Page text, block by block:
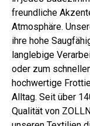
freundliche
Atmosphäre.
ihre hohe
langlebige
oder zum
hochwertige
Alltag. Seit über
Qualität von